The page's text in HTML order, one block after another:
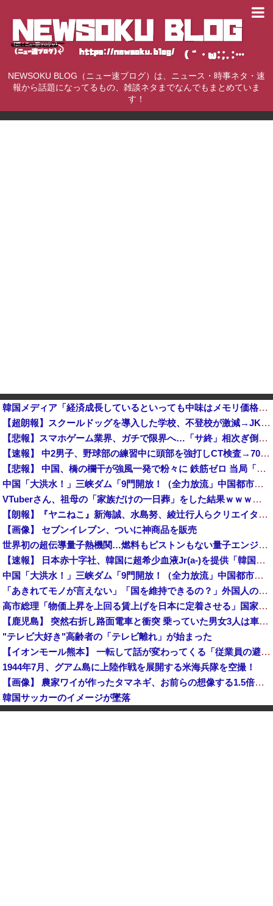
NEWSOKU BLOG（ニュー速ブログ）は、ニュース・時事ネタ・速
報から話題になってるもの、雑談ネタまでなんでもまとめていま
す！
韓国メディア「経済成長しているといっても中味はメモリ価格だけ。雇用増加見通しが半減してしまった」……韓国の内需不況は根強い状況っすね
【超朗報】スクールドッグを導入した学校、不登校が激減→JK「犬のために学校行きたくなる」他
【悲報】スマホゲーム業界、ガチで限界へ…「サ終」相次ぎ倒産が過去最多ペース “当たれば一攫千金”の時
【速報】 中2男子、野球部の練習中に頭部を強打しCT検査→70代医師「問題ないです」→中学生死亡「他人のCT画像みてました」
【悲報】 中国、橋の欄干が強風一発で粉々に 鉄筋ゼロ 当局「接着剤でくっつけただけ」「正常で、品質問題はない」
中国「大洪水！」三峡ダム「9門開放！（全力放流」中国都市「三峡沿線の道路水没」中国政府「高速道路封鎖！」中国ダム「緊急放流に合わせて開門（土砂崩れ発生」→
VTuberさん、祖母の「家族だけの一日葬」をした結果ｗｗｗｗｗｗｗ
【朗報】『ヤニねこ』新海誠、水島努、綾辻行人らクリエイターが絶賛ｗｗｗｗｗｗｗｗｗ
【画像】 セブンイレブン、ついに神商品を販売
世界初の超伝導量子熱機関…燃料もピストンもない量子エンジンが回った！
【速報】 日本赤十字社、韓国に超希少血液Jr(a-)を提供「韓国内では適合する血液を確保できなかった」※今回で4回目
中国「大洪水！」三峡ダム「9門開放！（全力放流」中国都市「三峡沿線の道路水没」中国政府「高速道路封鎖！」中国ダム「緊急放流に合わせて開門（土砂崩れ発生」→
「あきれてモノが言えない」「国を維持できるの？」外国人の永住許可要件の厳格化で在日中国人の本音は？
高市総理「物価上昇を上回る賃上げを日本に定着させる」国家公務員月給3.51％増へ 地方公務員も追随する見通し
【鹿児島】 突然右折し路面電車と衝突 乗っていた男女3人は車を放置しダッシュで逃走中
"テレビ大好き"高齢者の「テレビ離れ」が始まった
【イオンモール熊本】 一転して話が変わってくる「従業員の避難誘導の証言が複数」イオン側が社内規定に抵触していた疑い
1944年7月、グアム島に上陸作戦を展開する米海兵隊を空撮！
【画像】 農家ワイが作ったタマネギ、お前らの想像する1.5倍はデカいぞ
韓国サッカーのイメージが墜落
【衝撃】 中国製ルーター20機種にバックドア発見！ ネットに繋ぐだけで35秒ごとに中国のサーバーと通信